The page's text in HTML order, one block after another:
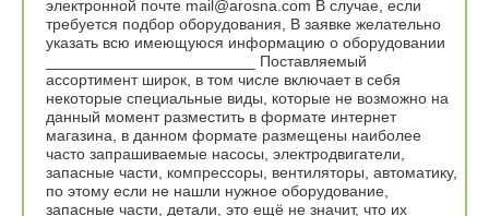
электронной почте mail@arosna.com В случае, если
требуется подбор оборудования, В заявке желательно
указать всю имеющуюся информацию о оборудовании
________________________ Поставляемый
ассортимент широк, в том числе включает в себя
некоторые специальные виды, которые не возможно на
данный момент разместить в формате интернет
магазина, в данном формате размещены наиболее
часто запрашиваемые насосы, электродвигатели,
запасные части, компрессоры, вентиляторы, автоматику,
по этому если не нашли нужное оборудование,
запасные части, детали, это ещё не значит, что их